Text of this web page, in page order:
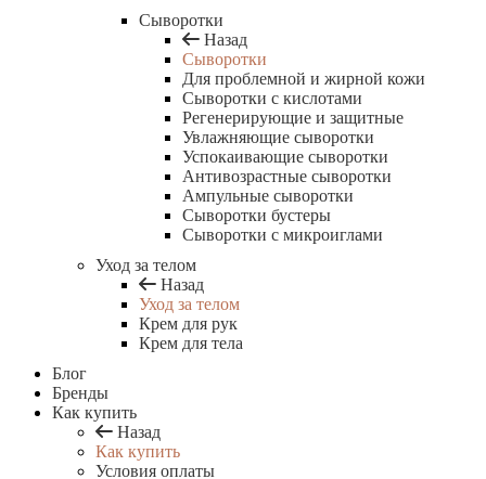
Сыворотки
Назад
Сыворотки
Для проблемной и жирной кожи
Сыворотки с кислотами
Регенерирующие и защитные
Увлажняющие сыворотки
Успокаивающие сыворотки
Антивозрастные сыворотки
Ампульные сыворотки
Сыворотки бустеры
Сыворотки с микроиглами
Уход за телом
Назад
Уход за телом
Крем для рук
Крем для тела
Блог
Бренды
Как купить
Назад
Как купить
Условия оплаты